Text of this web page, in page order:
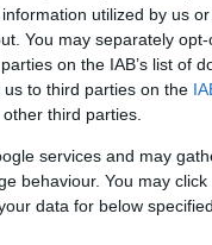
utilized by us
You may separately
on the IAB’s list of
to third parties on the
third parties.
services and may
behaviour. You may
data for below
Κόρμπιν να
να
που είχε
Eye.
δεν ήταν
μάλιστα,